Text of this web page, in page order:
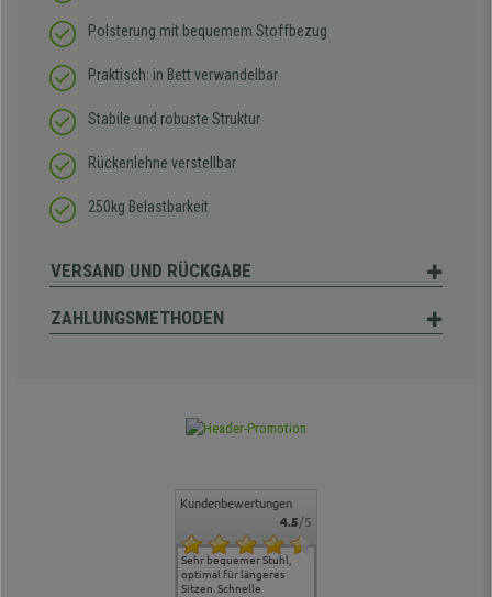
Polsterung mit bequemem Stoffbezug
Praktisch: in Bett verwandelbar
Stabile und robuste Struktur
Rückenlehne verstellbar
250kg Belastbarkeit
VERSAND UND RÜCKGABE
ZAHLUNGSMETHODEN
Kundenbewertungen
4.5/5
Sehr bequemer Stuhl,
optimal für längeres
Sitzen. Schnelle